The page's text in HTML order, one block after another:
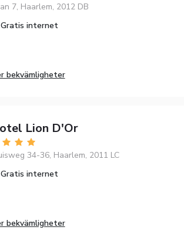
7, Haarlem, 2012 DB
Gratis internet
bekvämligheter
Lion D'Or
34-36, Haarlem, 2011 LC
Gratis internet
bekvämligheter